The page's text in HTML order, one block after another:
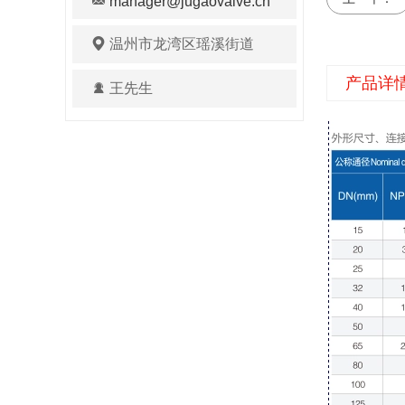
温州市龙湾区瑶溪街道
王先生 产品详